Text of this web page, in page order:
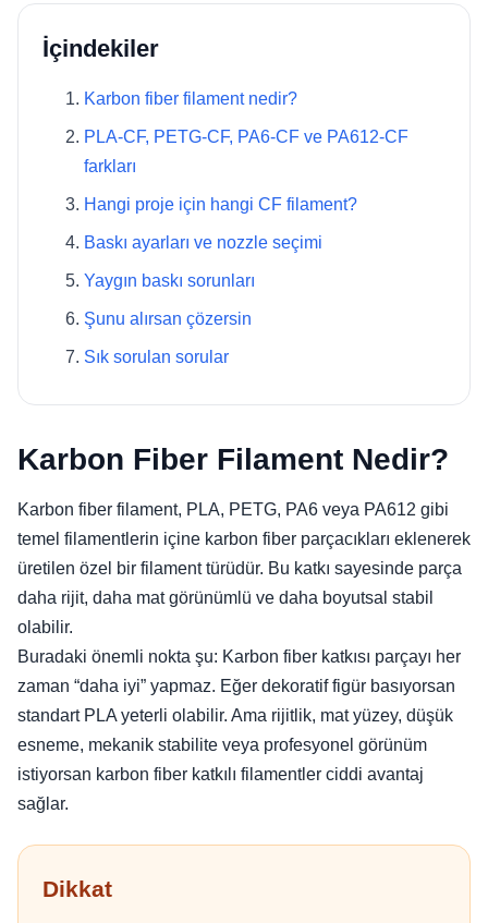
İçindekiler
Karbon fiber filament nedir?
PLA-CF, PETG-CF, PA6-CF ve PA612-CF
farkları
Hangi proje için hangi CF filament?
Baskı ayarları ve nozzle seçimi
Yaygın baskı sorunları
Şunu alırsan çözersin
Sık sorulan sorular
Karbon Fiber Filament Nedir?
Karbon fiber filament, PLA, PETG, PA6 veya PA612 gibi
temel filamentlerin içine karbon fiber parçacıkları eklenerek
üretilen özel bir filament türüdür. Bu katkı sayesinde parça
daha rijit, daha mat görünümlü ve daha boyutsal stabil
olabilir.
Buradaki önemli nokta şu: Karbon fiber katkısı parçayı her
zaman “daha iyi” yapmaz. Eğer dekoratif figür basıyorsan
standart PLA yeterli olabilir. Ama rijitlik, mat yüzey, düşük
esneme, mekanik stabilite veya profesyonel görünüm
istiyorsan karbon fiber katkılı filamentler ciddi avantaj
sağlar.
Dikkat